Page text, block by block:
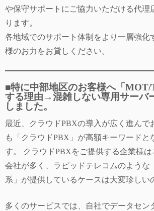
や保守サポートにご協力いただける代理
ります。
各地域でのサポート体制をより一層強化
様のお力をお貸しください。
■特に中部地区のお客様へ「
する理由→混雑しない専用サーバ
しました。
最近、クラウドPBXの導入が広く進んで
も「クラウドPBX」が高額キーワードと
す。 クラウドPBXをご提供する企業様
会社が多く、ラピッドテレコムのような
系」が提供しているケースは大変珍しい
多くのサービスでは、自社でデータセン